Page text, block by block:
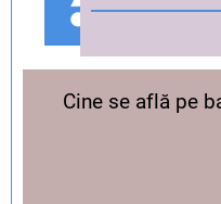
Cine se află pe